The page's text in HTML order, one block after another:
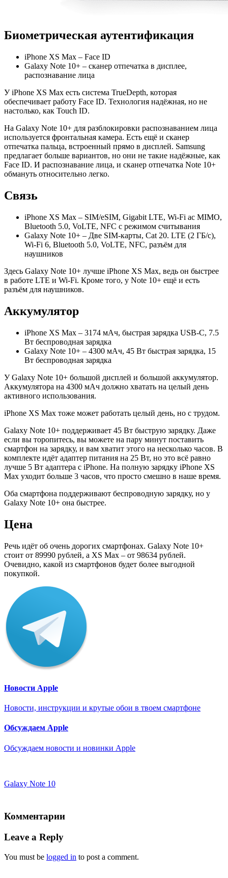
Биометрическая аутентификация
iPhone XS Max – Face ID
Galaxy Note 10+ – сканер отпечатка в дисплее,
распознавание лица
У iPhone XS Max есть система TrueDepth, которая
обеспечивает работу Face ID. Технология надёжная, но не
настолько, как Touch ID.
На Galaxy Note 10+ для разблокировки распознаванием лица
используется фронтальная камера. Есть ещё и сканер
отпечатка пальца, встроенный прямо в дисплей. Samsung
предлагает больше вариантов, но они не такие надёжные, как
Face ID. И распознавание лица, и сканер отпечатка Note 10+
обмануть относительно легко.
Связь
iPhone XS Max – SIM/eSIM, Gigabit LTE, Wi-Fi ac MIMO,
Bluetooth 5.0, VoLTE, NFC с режимом считывания
Galaxy Note 10+ – Две SIM-карты, Cat 20. LTE (2 ГБ/с),
Wi-Fi 6, Bluetooth 5.0, VoLTE, NFC, разъём для
наушников
Здесь Galaxy Note 10+ лучше iPhone XS Max, ведь он быстрее
в работе LTE и Wi-Fi. Кроме того, у Note 10+ ещё и есть
разъём для наушников.
Аккумулятор
iPhone XS Max – 3174 мАч, быстрая зарядка USB-C, 7.5
Вт беспроводная зарядка
Galaxy Note 10+ – 4300 мАч, 45 Вт быстрая зарядка, 15
Вт беспроводная зарядка
У Galaxy Note 10+ большой дисплей и большой аккумулятор.
Аккумулятора на 4300 мАч должно хватать на целый день
активного использования.
iPhone XS Max тоже может работать целый день, но с трудом.
Galaxy Note 10+ поддерживает 45 Вт быструю зарядку. Даже
если вы торопитесь, вы можете на пару минут поставить
смартфон на зарядку, и вам хватит этого на несколько часов. В
комплекте идёт адаптер питания на 25 Вт, но это всё равно
лучше 5 Вт адаптера с iPhone. На полную зарядку iPhone XS
Max уходит больше 3 часов, что просто смешно в наше время.
Оба смартфона поддерживают беспроводную зарядку, но у
Galaxy Note 10+ она быстрее.
Цена
Речь идёт об очень дорогих смартфонах. Galaxy Note 10+
стоит от 89990 рублей, а XS Max – от 98634 рублей.
Очевидно, какой из смартфонов будет более выгодной
покупкой.
Новости Apple
Новости, инструкции и крутые обои в твоем смартфоне
Обсуждаем Apple
Обсуждаем новости и новинки Apple
Galaxy Note 10
Комментарии
Leave a Reply
You must be logged in to post a comment.